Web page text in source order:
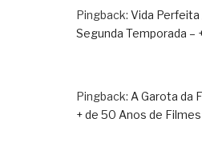
Pingback: Vida
Segunda Temporada –
Pingback: A Garota da
+ de 50 Anos de Filmes